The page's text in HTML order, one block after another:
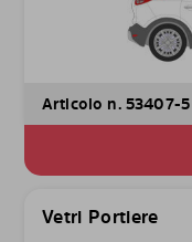
Articolo n. 53407-5
Vetri Portiere